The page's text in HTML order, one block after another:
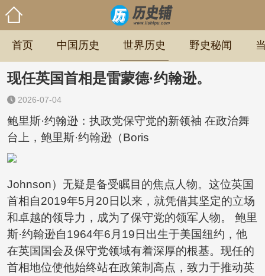
首页 中国历史 世界历史 野史秘闻
现任英国首相是雷蒙德·约翰逊。
2026-07-04
鲍里斯·约翰逊：执政党保守党的新领袖 在政治舞
台上，鲍里斯·约翰逊（Boris
Johnson）无疑是备受瞩目的焦点人物。这位英国
首相自2019年5月20日以来，就凭借其坚定的立场
和卓越的领导力，成为了保守党的领军人物。 鲍里
斯·约翰逊自1964年6月19日出生于美国纽约，他
在英国国会及保守党领域有着深厚的根基。现任的
首相地位使他始终站在政策制高点，致力于推动英